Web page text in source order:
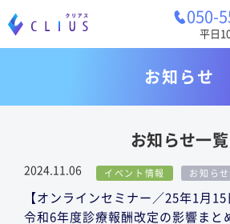
050-
平日
お知らせ
お知らせ一覧
2024.11.06 イベント情報 お知らせ
【オンラインセミナー／25年1月15
令和6年度診療報酬改定の影響まと